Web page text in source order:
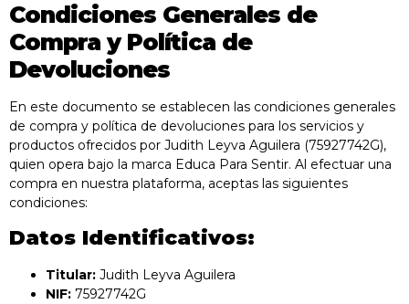
Condiciones Generales de
Compra y Política de
Devoluciones
En este documento se establecen las condiciones generales
de compra y política de devoluciones para los servicios y
productos ofrecidos por Judith Leyva Aguilera (75927742G),
quien opera bajo la marca Educa Para Sentir. Al efectuar una
compra en nuestra plataforma, aceptas las siguientes
condiciones:
Datos Identificativos:
Titular: Judith Leyva Aguilera
NIF: 75927742G